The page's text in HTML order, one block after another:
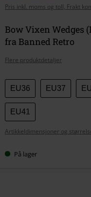
Pris inkl. moms og toll, Frakt
Bow Vixen Wedges
fra Banned Retro
Flere produktdetaljer
Velg
størrelse
EU36 EU37
EU41
Artikkeldimensjoner og
På lager